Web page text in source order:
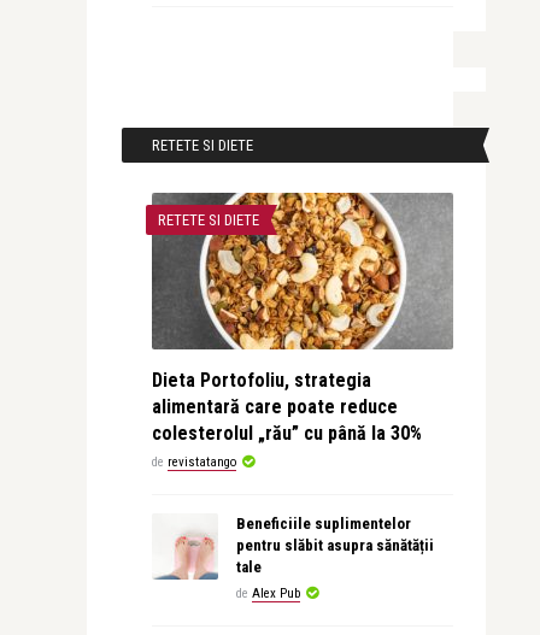
RETETE SI DIETE
RETETE SI DIETE
Dieta Portofoliu, strategia
alimentară care poate reduce
colesterolul „rău” cu până la 30%
de revistatango
Beneficiile suplimentelor
pentru slăbit asupra sănătății
tale
de Alex Pub